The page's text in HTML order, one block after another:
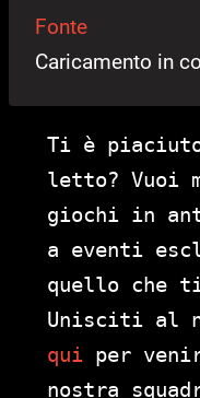
Fonte
Caricamento in
Ti è
letto? Vuoi
giochi in
a eventi
quello che ti
Unisciti al
qui per
nostra